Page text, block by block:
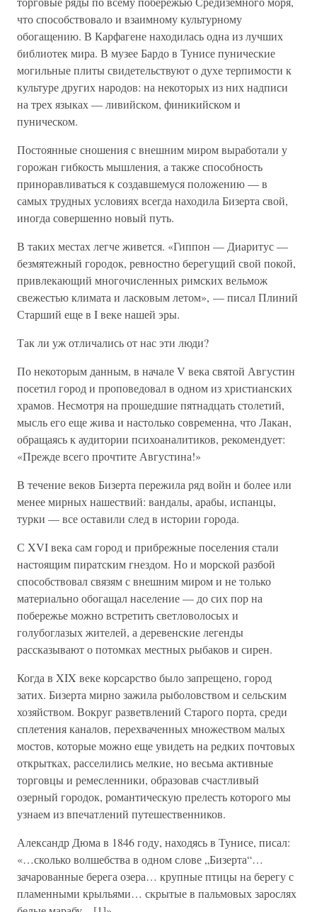
что способствовало и взаимному культурному
обогащению. В Карфагене находилась одна из лучших
библиотек мира. В музее Бардо в Тунисе пунические
могильные плиты свидетельствуют о духе терпимости к
культуре других народов: на некоторых из них надписи
на трех языках — ливийском, финикийском и
пуническом.
Постоянные сношения с внешним миром выработали у
горожан гибкость мышления, а также способность
приноравливаться к создавшемуся положению — в
самых трудных условиях всегда находила Бизерта свой,
иногда совершенно новый путь.
В таких местах легче живется. «Гиппон — Диаритус —
безмятежный городок, ревностно берегущий свой покой,
привлекающий многочисленных римских вельмож
свежестью климата и ласковым летом», — писал Плиний
Старший еще в I веке нашей эры.
Так ли уж отличались от нас эти люди?
По некоторым данным, в начале V века святой Августин
посетил город и проповедовал в одном из христианских
храмов. Несмотря на прошедшие пятнадцать столетий,
мысль его еще жива и настолько современна, что Лакан,
обращаясь к аудитории психоаналитиков, рекомендует:
«Прежде всего прочтите Августина!»
В течение веков Бизерта пережила ряд войн и более или
менее мирных нашествий: вандалы, арабы, испанцы,
турки — все оставили след в истории города.
С XVI века сам город и прибрежные поселения стали
настоящим пиратским гнездом. Но и морской разбой
способствовал связям с внешним миром и не только
материально обогащал население — до сих пор на
побережье можно встретить светловолосых и
голубоглазых жителей, а деревенские легенды
рассказывают о потомках местных рыбаков и сирен.
Когда в XIX веке корсарство было запрещено, город
затих. Бизерта мирно зажила рыболовством и сельским
хозяйством. Вокруг разветвлений Старого порта, среди
сплетения каналов, перехваченных множеством малых
мостов, которые можно еще увидеть на редких почтовых
открытках, расселились мелкие, но весьма активные
торговцы и ремесленники, образовав счастливый
озерный городок, романтическую прелесть которого мы
узнаем из впечатлений путешественников.
Александр Дюма в 1846 году, находясь в Тунисе, писал:
«…сколько волшебства в одном слове „Бизерта“…
зачарованные берега озера… крупные птицы на берегу с
пламенными крыльями… скрытые в пальмовых зарослях